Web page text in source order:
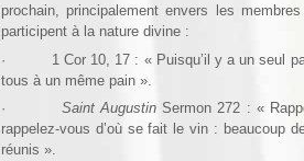
prochain, principalement envers les
participent à la nature divine :
· 1 Cor 10, 17 : « Puisqu’il y a un seul
tous à un même pain ».
·Saint Augustin Sermon 272 : «
rappelez-vous d’où se fait le vin : beaucoup
réunis ».